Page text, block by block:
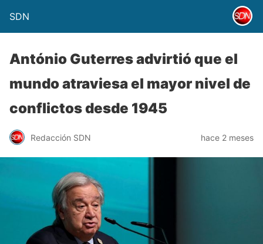
SDN
António Guterres advirtió que el
mundo atraviesa el mayor nivel de
conflictos desde 1945
Redacción SDN hace 2 meses